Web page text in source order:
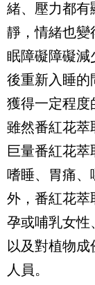
緒、壓力都有
靜，情緒也變
眠障礙障礙減
後重新入睡的
獲得一定程度
雖然番紅花萃
巨量番紅花
嗜睡、胃痛、
外，番紅花萃
孕或哺乳女性
以及對植物
人員。